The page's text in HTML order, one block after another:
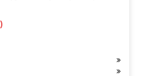
US $ 0.03-0.3 / قطعة (سعر فوب)